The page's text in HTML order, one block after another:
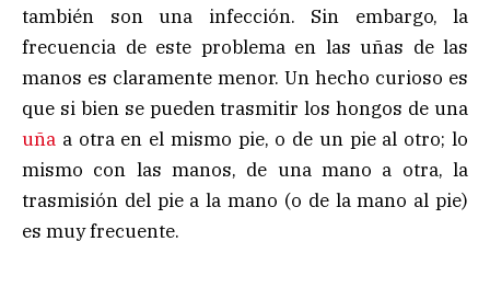
también son una infección. Sin embargo, la
frecuencia de este problema en las uñas de las
manos es claramente menor. Un hecho curioso es
que si bien se pueden trasmitir los hongos de una
uña a otra en el mismo pie, o de un pie al otro; lo
mismo con las manos, de una mano a otra, la
trasmisión del pie a la mano (o de la mano al pie)
es muy frecuente.